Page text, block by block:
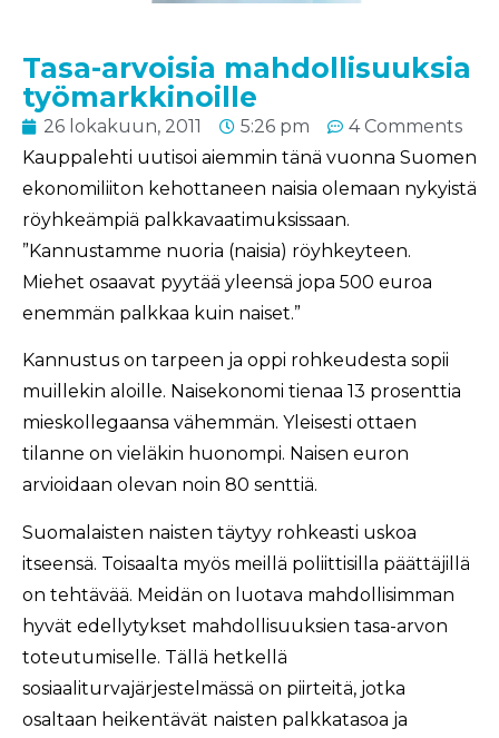
Tasa-arvoisia mahdollisuuksia
työmarkkinoille
26 lokakuun, 2011 5:26 pm
4 Comments
Kauppalehti uutisoi aiemmin tänä vuonna Suomen
ekonomiliiton kehottaneen naisia olemaan nykyistä
röyhkeämpiä palkkavaatimuksissaan.
”Kannustamme nuoria (naisia) röyhkeyteen.
Miehet osaavat pyytää yleensä jopa 500 euroa
enemmän palkkaa kuin naiset.”
Kannustus on tarpeen ja oppi rohkeudesta sopii
muillekin aloille. Naisekonomi tienaa 13 prosenttia
mieskollegaansa vähemmän. Yleisesti ottaen
tilanne on vieläkin huonompi. Naisen euron
arvioidaan olevan noin 80 senttiä.
Suomalaisten naisten täytyy rohkeasti uskoa
itseensä. Toisaalta myös meillä poliittisilla päättäjillä
on tehtävää. Meidän on luotava mahdollisimman
hyvät edellytykset mahdollisuuksien tasa-arvon
toteutumiselle. Tällä hetkellä
sosiaaliturvajärjestelmässä on piirteitä, jotka
osaltaan heikentävät naisten palkkatasoa ja